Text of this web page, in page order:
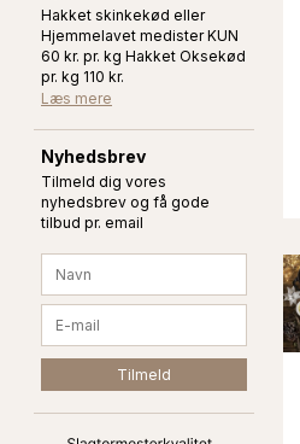
Hakket skinkekød eller
Hjemmelavet medister KUN
60 kr. pr. kg Hakket Oksekød
pr. kg 110 kr.
Læs mere
Nyhedsbrev
Tilmeld dig vores
nyhedsbrev og få gode
tilbud pr. email